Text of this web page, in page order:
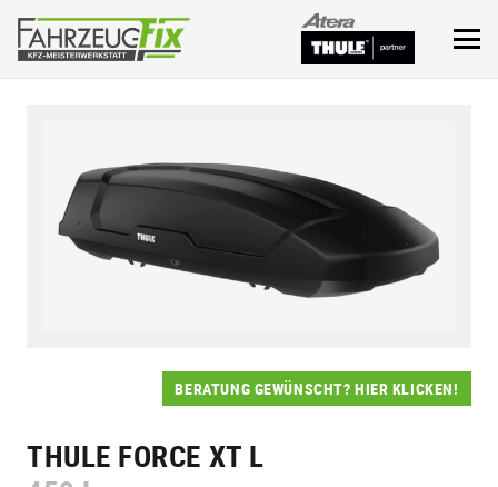
BERATUNG GEWÜNSCHT? HIER KLICKEN!
THULE FORCE XT L